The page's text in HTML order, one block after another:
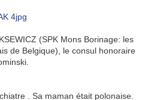
(SPK Mons Borinage: les
de Belgique), le consul honoraire
. Sa maman était polonaise.